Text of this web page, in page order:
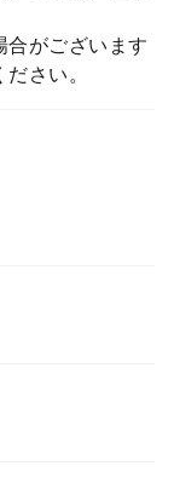
合がございます
さい。